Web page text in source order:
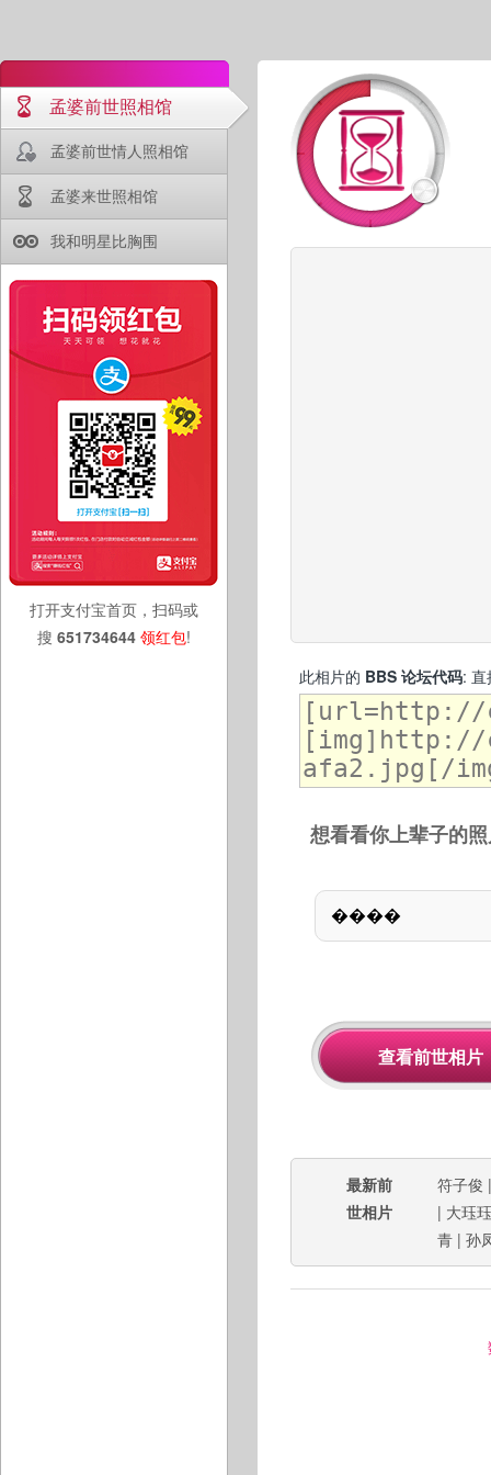
孟婆前世照相馆
孟婆前世情人照相馆
孟婆来世照相馆
我和明星比胸围
打开支付宝首页，扫码或
搜 651734644 领红包!
此相片的 BBS 论坛代码: 直
想看看你上辈子的
最新前
世相片
符子俊
| 大珏珏
青 | 孙